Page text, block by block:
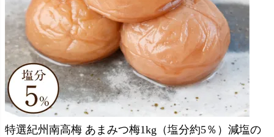
特選紀州南高梅 あまみつ梅1kg（塩分約5％）減塩の